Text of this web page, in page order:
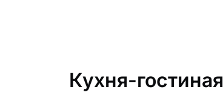
Кухня-гостиная